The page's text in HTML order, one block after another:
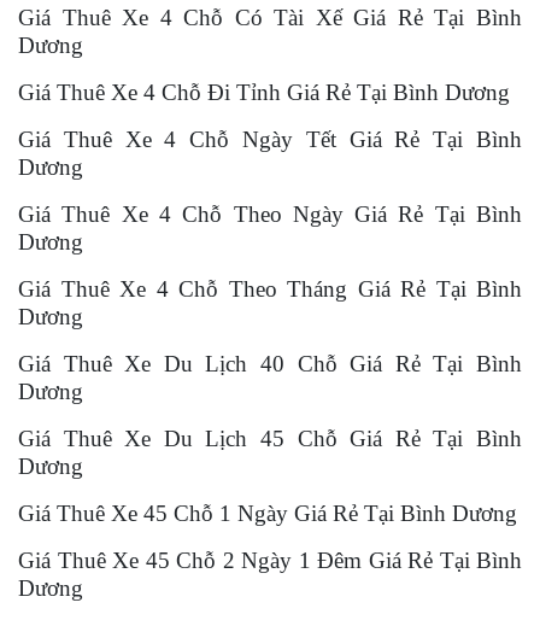
Giá Thuê Xe 4 Chỗ Có Tài Xế Giá Rẻ Tại Bình
Dương
Giá Thuê Xe 4 Chỗ Đi Tỉnh Giá Rẻ Tại Bình Dương
Giá Thuê Xe 4 Chỗ Ngày Tết Giá Rẻ Tại Bình
Dương
Giá Thuê Xe 4 Chỗ Theo Ngày Giá Rẻ Tại Bình
Dương
Giá Thuê Xe 4 Chỗ Theo Tháng Giá Rẻ Tại Bình
Dương
Giá Thuê Xe Du Lịch 40 Chỗ Giá Rẻ Tại Bình
Dương
Giá Thuê Xe Du Lịch 45 Chỗ Giá Rẻ Tại Bình
Dương
Giá Thuê Xe 45 Chỗ 1 Ngày Giá Rẻ Tại Bình Dương
Giá Thuê Xe 45 Chỗ 2 Ngày 1 Đêm Giá Rẻ Tại Bình
Dương